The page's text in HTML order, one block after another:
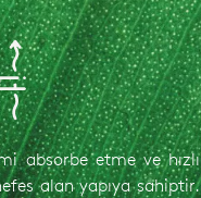
absorbe etme ve hızlı
alan yapıya sahiptir.